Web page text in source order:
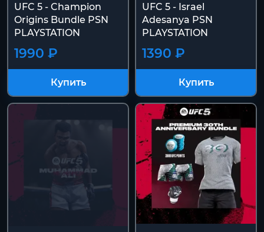
UFC 5 - Champion
Origins Bundle PSN
PLAYSTATION
1990 ₽
Купить
UFC 5 - Israel
Adesanya PSN
PLAYSTATION
1390 ₽
Купить